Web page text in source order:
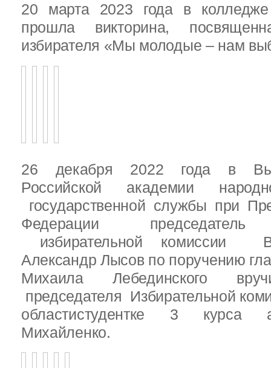
20 марта 2023 года в колледже
прошла викторина,
избирателя «Мы молодые – нам
26 декабря 2022 года в
Российской академии
государственной службы при
Федерации председатель
избирательной комиссии
Александр Лысов по поручению
Михаила Лебединского
председателя Избирательной
областистудентке 3 курса
Михайленко.